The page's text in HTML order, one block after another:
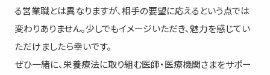
る営業職とは異なりますが、相手の要望に応えるという点では
変わりありません。少しでもイメージいただき、魅力を感じてい
ただけましたら幸いです。
ぜひ一緒に、栄養療法に取り組む医師・医療機関さまをサポー